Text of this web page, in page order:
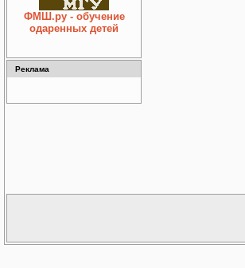
ФМШ.ру - обучение
одаренных детей
Реклама